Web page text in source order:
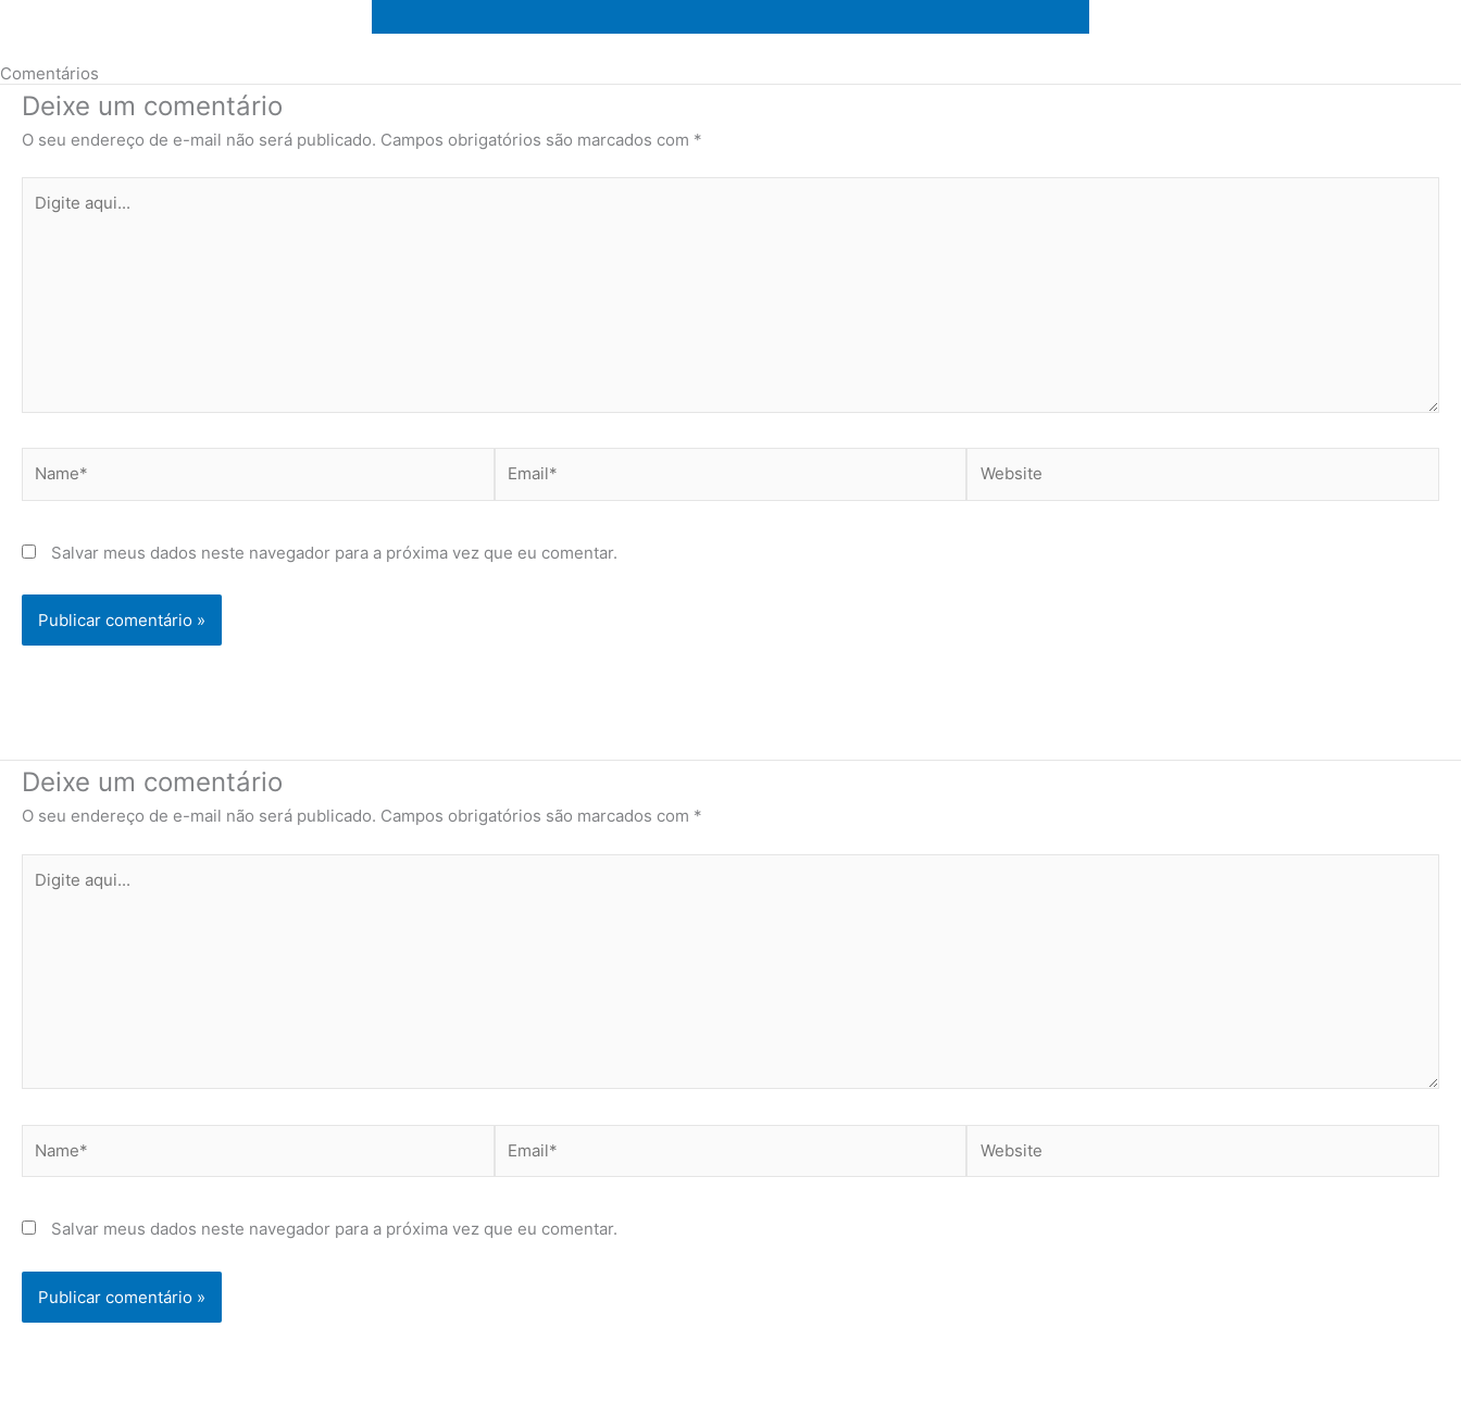
Comentários
Deixe um comentário
O seu endereço de e-mail não será publicado. Campos obrigatórios são marcados com *
aqui...
Salvar meus dados neste navegador para a próxima vez que eu comentar.
Deixe um comentário
O seu endereço de e-mail não será publicado. Campos obrigatórios são marcados com *
aqui...
Salvar meus dados neste navegador para a próxima vez que eu comentar.